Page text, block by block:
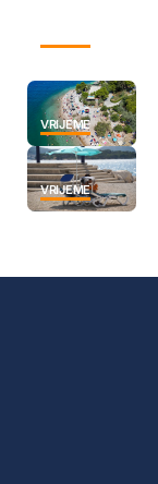
VRIJEME
VRIJEME